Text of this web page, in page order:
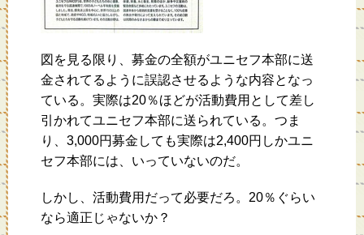
図を見る限り、募金の全額がユニセフ本部に送
金されてるように誤認させるような内容となっ
ている。実際は20％ほどが活動費用として差し
引かれてユニセフ本部に送られている。つま
り、3,000円募金しても実際は2,400円しかユニ
セフ本部には、いっていないのだ。
しかし、活動費用だって必要だろ。20％ぐらい
なら適正じゃないか？